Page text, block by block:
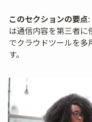
このセクションの要点
は通信内容を第三者
でクラウドツールを多
す。